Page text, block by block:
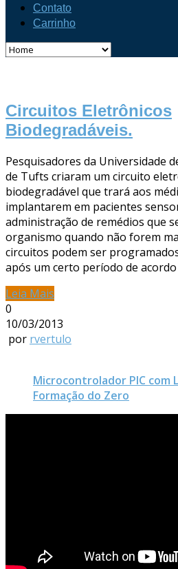
Contato
Carrinho
Circuitos Eletrônicos
Biodegradáveis.
Pesquisadores da Universidade
de Tufts criaram um circuito
biodegradável que trará aos
implantarem em pacientes
administração de remédios que
organismo quando não forem
circuitos podem ser
após um certo período de
Leia Mais
0
10/03/2013
por rvertulo
Microcontrolador PIC com
Formação do Zero